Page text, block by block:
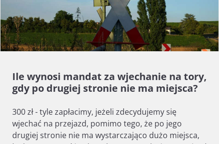
Ile wynosi mandat za wjechanie na tory,
gdy po drugiej stronie nie ma miejsca?
300 zł - tyle zapłacimy, jeżeli zdecydujemy się
wjechać na przejazd, pomimo tego, że po jego
drugiej stronie nie ma wystarczająco dużo miejsca,